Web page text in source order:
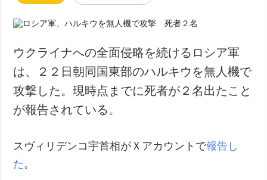
ウクライナへの全面侵略を続けるロシア軍
は、２２日朝同国東部のハルキウを無人機で
攻撃した。現時点までに死者が２名出たこと
が報告されている。
スヴィリデンコ宇首相がＸアカウントで報告し
た 。